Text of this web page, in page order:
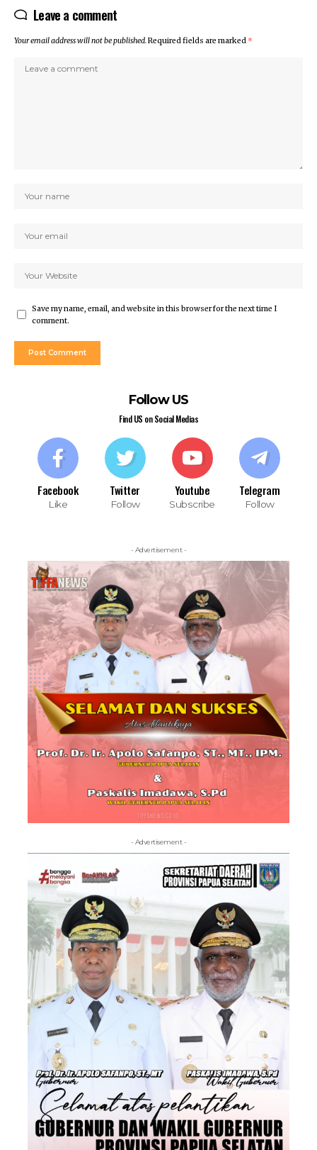
Leave a comment
Your email address will not be published.Required fields are marked *
Save my name, email, and website in this browser for the next time I
comment.
Follow US
Find US on Social Medias
Facebook
Like
Twitter
Follow
Youtube
Subscribe
Telegram
Follow
- Advertisement -
- Advertisement -